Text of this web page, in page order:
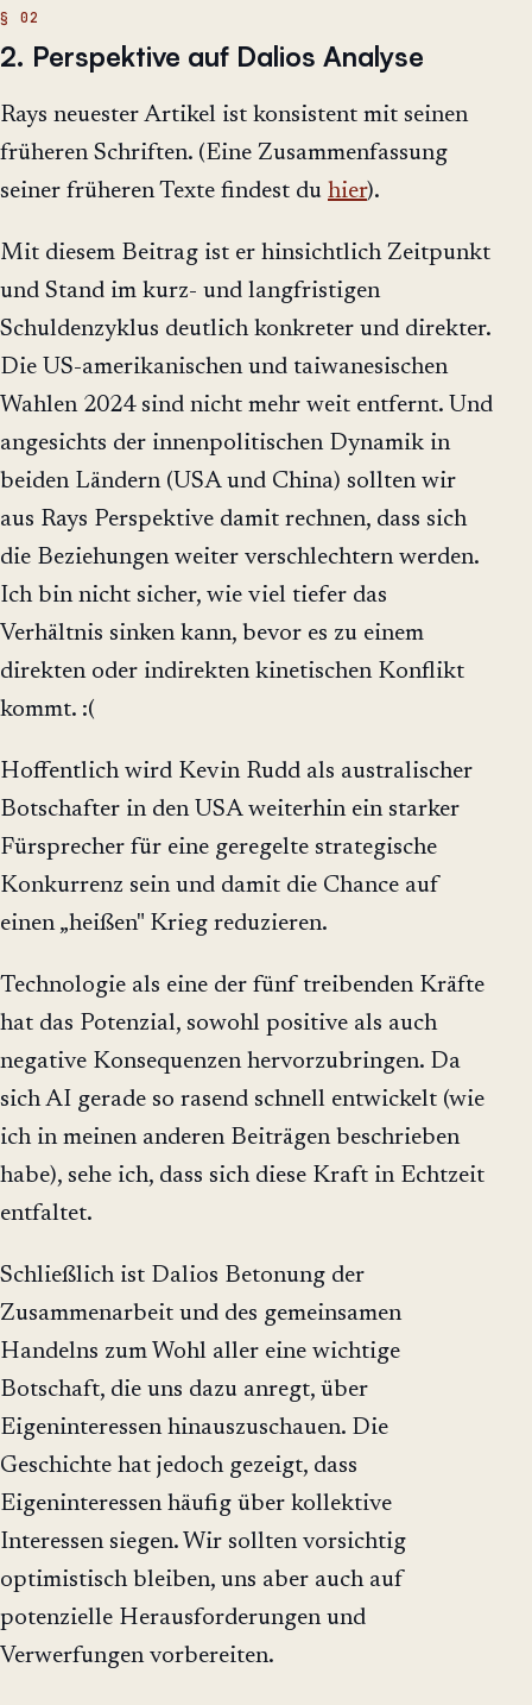
2. Perspektive auf Dalios Analyse
Rays neuester Artikel ist konsistent mit seinen
früheren Schriften. (Eine Zusammenfassung
seiner früheren Texte findest du hier).
Mit diesem Beitrag ist er hinsichtlich Zeitpunkt
und Stand im kurz- und langfristigen
Schuldenzyklus deutlich konkreter und direkter.
Die US-amerikanischen und taiwanesischen
Wahlen 2024 sind nicht mehr weit entfernt. Und
angesichts der innenpolitischen Dynamik in
beiden Ländern (USA und China) sollten wir
aus Rays Perspektive damit rechnen, dass sich
die Beziehungen weiter verschlechtern werden.
Ich bin nicht sicher, wie viel tiefer das
Verhältnis sinken kann, bevor es zu einem
direkten oder indirekten kinetischen Konflikt
kommt. :(
Hoffentlich wird Kevin Rudd als australischer
Botschafter in den USA weiterhin ein starker
Fürsprecher für eine geregelte strategische
Konkurrenz sein und damit die Chance auf
einen „heißen" Krieg reduzieren.
Technologie als eine der fünf treibenden Kräfte
hat das Potenzial, sowohl positive als auch
negative Konsequenzen hervorzubringen. Da
sich AI gerade so rasend schnell entwickelt (wie
ich in meinen anderen Beiträgen beschrieben
habe), sehe ich, dass sich diese Kraft in Echtzeit
entfaltet.
Schließlich ist Dalios Betonung der
Zusammenarbeit und des gemeinsamen
Handelns zum Wohl aller eine wichtige
Botschaft, die uns dazu anregt, über
Eigeninteressen hinauszuschauen. Die
Geschichte hat jedoch gezeigt, dass
Eigeninteressen häufig über kollektive
Interessen siegen. Wir sollten vorsichtig
optimistisch bleiben, uns aber auch auf
potenzielle Herausforderungen und
Verwerfungen vorbereiten.